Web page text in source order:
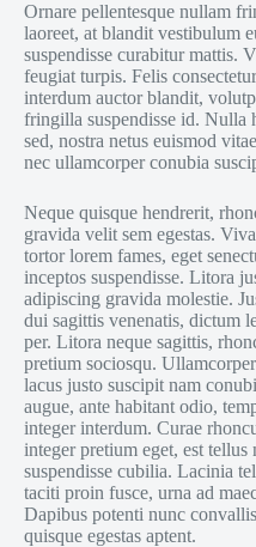
Ornare pellentesque nullam
laoreet, at blandit vestibulum
suspendisse curabitur mattis.
feugiat turpis. Felis
interdum auctor blandit,
fringilla suspendisse id. Nulla
sed, nostra netus euismod
nec ullamcorper conubia
Neque quisque hendrerit,
gravida velit sem egestas.
tortor lorem fames, eget
inceptos suspendisse. Litora
adipiscing gravida molestie.
dui sagittis venenatis, dictum
per. Litora neque sagittis,
pretium sociosqu.
lacus justo suscipit nam
augue, ante habitant odio,
integer interdum. Curae
integer pretium eget, est tellus
suspendisse cubilia. Lacinia
taciti proin fusce, urna ad
Dapibus potenti nunc
quisque egestas aptent.